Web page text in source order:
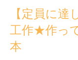
【定員に
工作★作っ
本